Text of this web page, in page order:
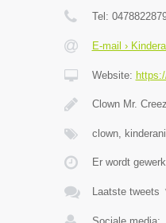
Tel:
E-mail ›
Website:
Clown Mr.
clown,
Er wordt
Laatste tweets